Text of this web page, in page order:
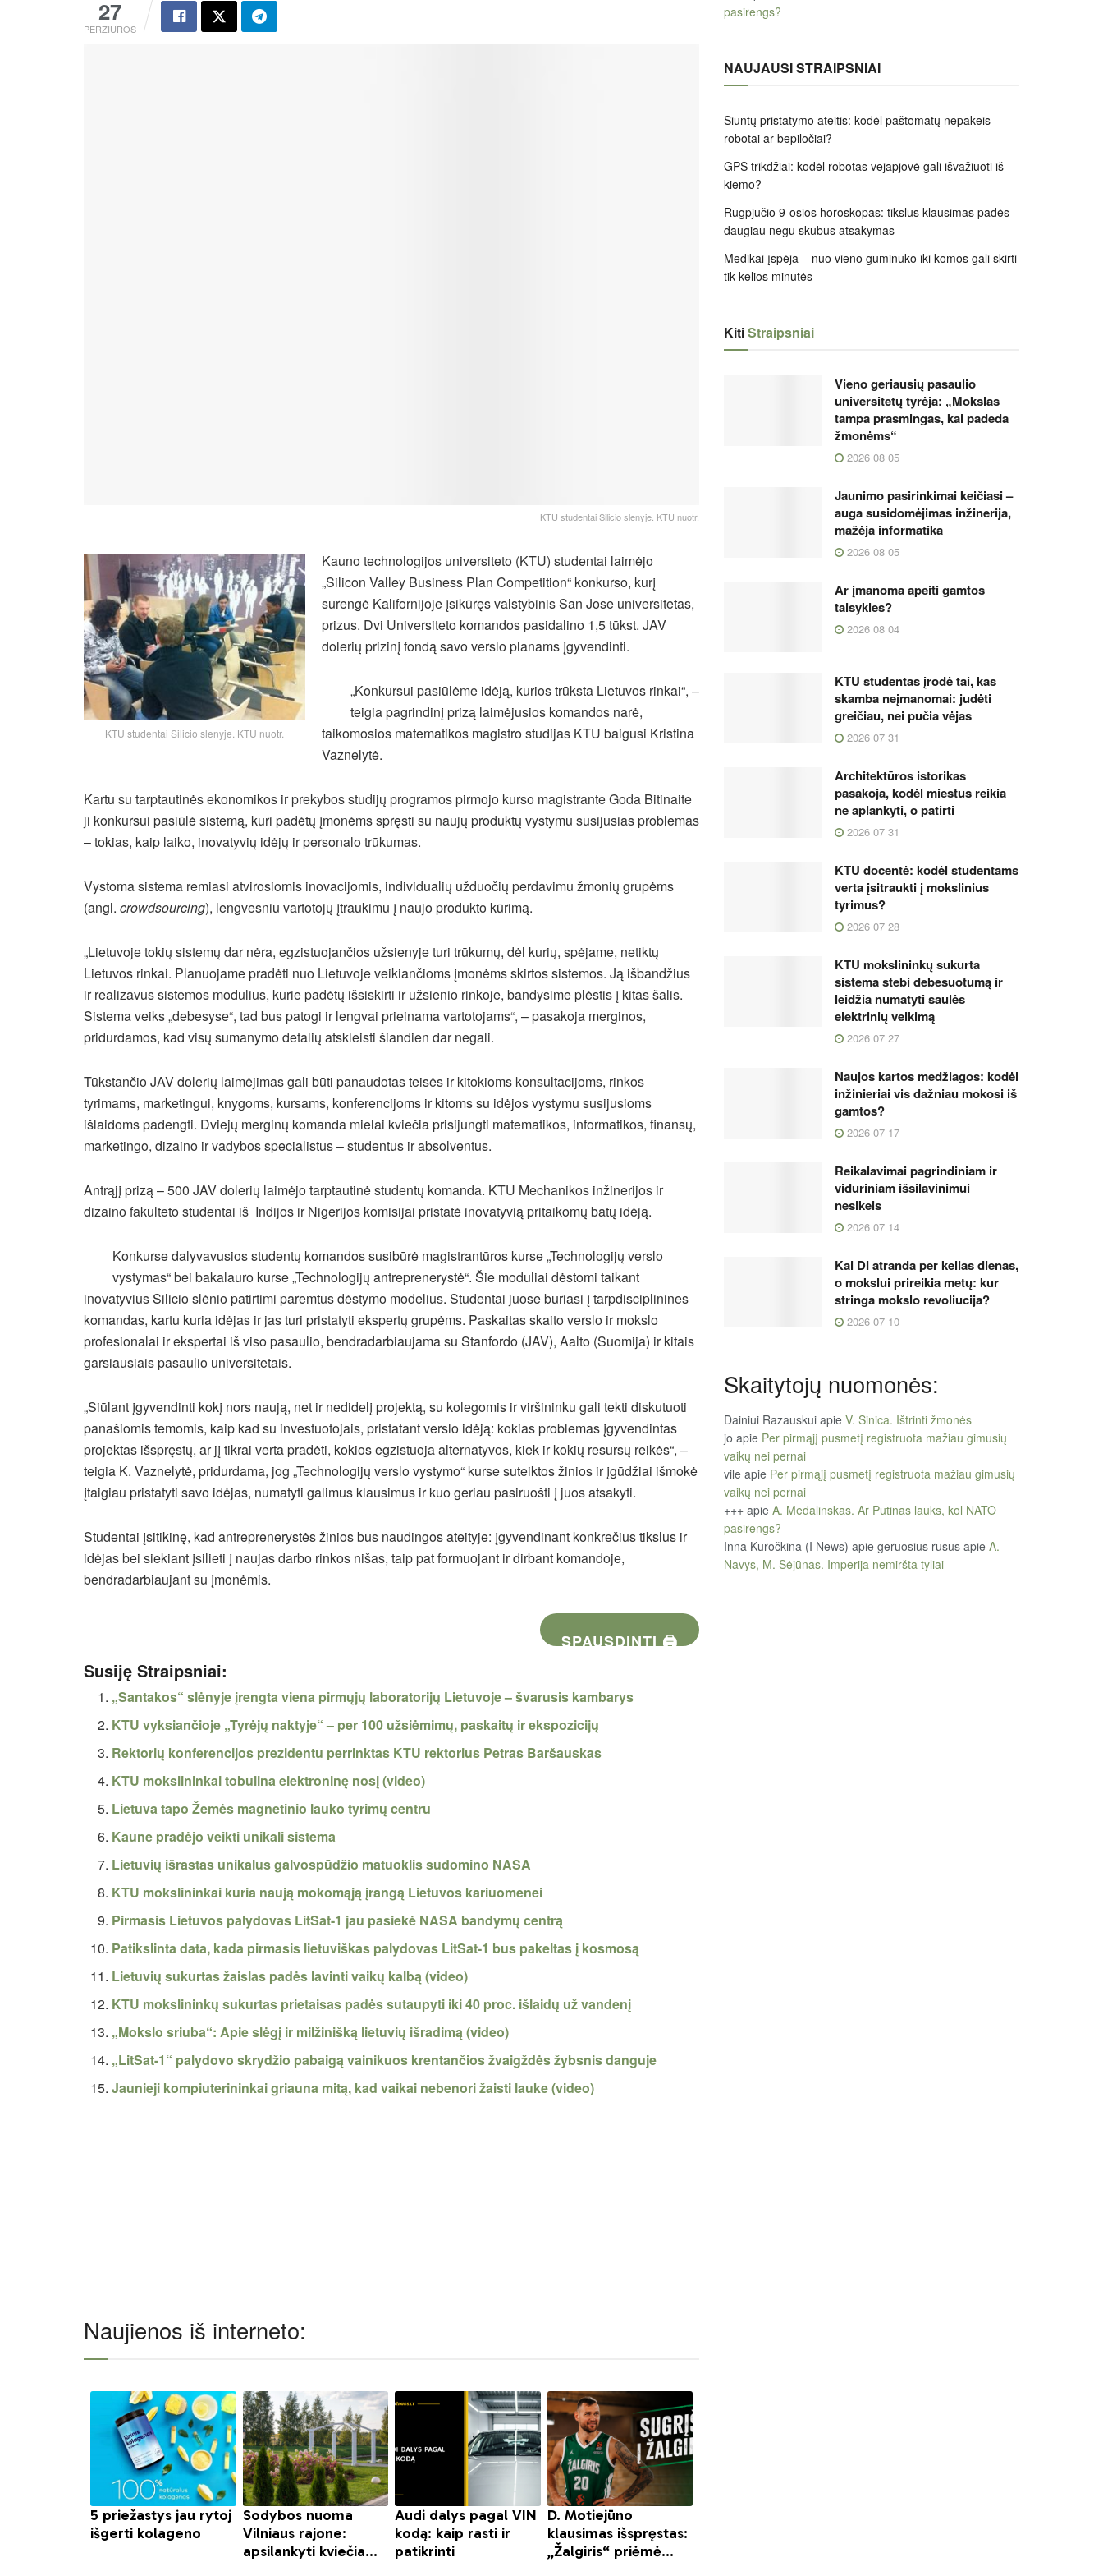
27
PERŽIŪROS
KTU studentai Silicio slenyje. KTU nuotr.
KTU studentai Silicio slenyje. KTU nuotr.
Kauno technologijos universiteto (KTU) studentai laimėjo
„Silicon Valley Business Plan Competition“ konkurso, kurį
surengė Kalifornijoje įsikūręs valstybinis San Jose universitetas,
prizus. Dvi Universiteto komandos pasidalino 1,5 tūkst. JAV
dolerių prizinį fondą savo verslo planams įgyvendinti.
„Konkursui pasiūlėme idėją, kurios trūksta Lietuvos rinkai“, –
teigia pagrindinį prizą laimėjusios komandos narė,
taikomosios matematikos magistro studijas KTU baigusi Kristina
Vaznelytė.
Kartu su tarptautinės ekonomikos ir prekybos studijų programos pirmojo kurso magistrante Goda Bitinaite
ji konkursui pasiūlė sistemą, kuri padėtų įmonėms spręsti su naujų produktų vystymu susijusias problemas
– tokias, kaip laiko, inovatyvių idėjų ir personalo trūkumas.
Vystoma sistema remiasi atvirosiomis inovacijomis, individualių užduočių perdavimu žmonių grupėms
(angl. crowdsourcing), lengvesniu vartotojų įtraukimu į naujo produkto kūrimą.
„Lietuvoje tokių sistemų dar nėra, egzistuojančios užsienyje turi trūkumų, dėl kurių, spėjame, netiktų
Lietuvos rinkai. Planuojame pradėti nuo Lietuvoje veikiančioms įmonėms skirtos sistemos. Ją išbandžius
ir realizavus sistemos modulius, kurie padėtų išsiskirti ir užsienio rinkoje, bandysime plėstis į kitas šalis.
Sistema veiks „debesyse“, tad bus patogi ir lengvai prieinama vartotojams“, – pasakoja merginos,
pridurdamos, kad visų sumanymo detalių atskleisti šiandien dar negali.
Tūkstančio JAV dolerių laimėjimas gali būti panaudotas teisės ir kitokioms konsultacijoms, rinkos
tyrimams, marketingui, knygoms, kursams, konferencijoms ir kitoms su idėjos vystymu susijusioms
išlaidoms padengti. Dviejų merginų komanda mielai kviečia prisijungti matematikos, informatikos, finansų,
marketingo, dizaino ir vadybos specialistus – studentus ir absolventus.
Antrąjį prizą – 500 JAV dolerių laimėjo tarptautinė studentų komanda. KTU Mechanikos inžinerijos ir
dizaino fakulteto studentai iš Indijos ir Nigerijos komisijai pristatė inovatyvią pritaikomų batų idėją.
Konkurse dalyvavusios studentų komandos susibūrė magistrantūros kurse „Technologijų verslo
vystymas“ bei bakalauro kurse „Technologijų antreprenerystė“. Šie moduliai dėstomi taikant
inovatyvius Silicio slėnio patirtimi paremtus dėstymo modelius. Studentai juose buriasi į tarpdisciplinines
komandas, kartu kuria idėjas ir jas turi pristatyti ekspertų grupėms. Paskaitas skaito verslo ir mokslo
profesionalai ir ekspertai iš viso pasaulio, bendradarbiaujama su Stanfordo (JAV), Aalto (Suomija) ir kitais
garsiausiais pasaulio universitetais.
„Siūlant įgyvendinti kokį nors naują, net ir nedidelį projektą, su kolegomis ir viršininku gali tekti diskutuoti
panašiomis temomis, kaip kad su investuotojais, pristatant verslo idėją: kokias problemas įgyvendintas
projektas išspręstų, ar jį tikrai verta pradėti, kokios egzistuoja alternatyvos, kiek ir kokių resursų reikės“, –
teigia K. Vaznelytė, pridurdama, jog „Technologijų verslo vystymo“ kurse suteiktos žinios ir įgūdžiai išmokė
įtaigiau pristatyti savo idėjas, numatyti galimus klausimus ir kuo geriau pasiruošti į juos atsakyti.
Studentai įsitikinę, kad antreprenerystės žinios bus naudingos ateityje: įgyvendinant konkrečius tikslus ir
idėjas bei siekiant įsilieti į naujas darbo rinkos nišas, taip pat formuojant ir dirbant komandoje,
bendradarbiaujant su įmonėmis.
SPAUSDINTI 🖨
Susiję Straipsniai:
„Santakos“ slėnyje įrengta viena pirmųjų laboratorijų Lietuvoje – švarusis kambarys
KTU vyksiančioje „Tyrėjų naktyje“ – per 100 užsiėmimų, paskaitų ir ekspozicijų
Rektorių konferencijos prezidentu perrinktas KTU rektorius Petras Baršauskas
KTU mokslininkai tobulina elektroninę nosį (video)
Lietuva tapo Žemės magnetinio lauko tyrimų centru
Kaune pradėjo veikti unikali sistema
Lietuvių išrastas unikalus galvospūdžio matuoklis sudomino NASA
KTU mokslininkai kuria naują mokomąją įrangą Lietuvos kariuomenei
Pirmasis Lietuvos palydovas LitSat-1 jau pasiekė NASA bandymų centrą
Patikslinta data, kada pirmasis lietuviškas palydovas LitSat-1 bus pakeltas į kosmosą
Lietuvių sukurtas žaislas padės lavinti vaikų kalbą (video)
KTU mokslininkų sukurtas prietaisas padės sutaupyti iki 40 proc. išlaidų už vandenį
„Mokslo sriuba“: Apie slėgį ir milžinišką lietuvių išradimą (video)
„LitSat-1“ palydovo skrydžio pabaigą vainikuos krentančios žvaigždės žybsnis danguje
Jaunieji kompiuterininkai griauna mitą, kad vaikai nebenori žaisti lauke (video)
Naujienos iš interneto:
pasirengs?
NAUJAUSI STRAIPSNIAI
Siuntų pristatymo ateitis: kodėl paštomatų nepakeis
robotai ar bepiločiai?
GPS trikdžiai: kodėl robotas vejapjovė gali išvažiuoti iš
kiemo?
Rugpjūčio 9-osios horoskopas: tikslus klausimas padės
daugiau negu skubus atsakymas
Medikai įspėja – nuo vieno guminuko iki komos gali skirti
tik kelios minutės
KitiStraipsniai
Vieno geriausių pasaulio
universitetų tyrėja: „Mokslas
tampa prasmingas, kai padeda
žmonėms“
2026 08 05
Jaunimo pasirinkimai keičiasi –
auga susidomėjimas inžinerija,
mažėja informatika
2026 08 05
Ar įmanoma apeiti gamtos
taisykles?
2026 08 04
KTU studentas įrodė tai, kas
skamba neįmanomai: judėti
greičiau, nei pučia vėjas
2026 07 31
Architektūros istorikas
pasakoja, kodėl miestus reikia
ne aplankyti, o patirti
2026 07 31
KTU docentė: kodėl studentams
verta įsitraukti į mokslinius
tyrimus?
2026 07 28
KTU mokslininkų sukurta
sistema stebi debesuotumą ir
leidžia numatyti saulės
elektrinių veikimą
2026 07 27
Naujos kartos medžiagos: kodėl
inžinieriai vis dažniau mokosi iš
gamtos?
2026 07 17
Reikalavimai pagrindiniam ir
viduriniam išsilavinimui
nesikeis
2026 07 14
Kai DI atranda per kelias dienas,
o mokslui prireikia metų: kur
stringa mokslo revoliucija?
2026 07 10
Skaitytojų nuomonės:
Dainiui Razauskui apie V. Sinica. Ištrinti žmonės
jo apie Per pirmąjį pusmetį registruota mažiau gimusių
vaikų nei pernai
vile apie Per pirmąjį pusmetį registruota mažiau gimusių
vaikų nei pernai
+++ apie A. Medalinskas. Ar Putinas lauks, kol NATO
pasirengs?
Inna Kuročkina (I News) apie geruosius rusus apie A.
Navys, M. Sėjūnas. Imperija nemiršta tyliai